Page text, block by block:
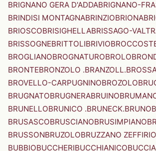
BRIGNANO GERA D'ADDABRIGNANO-
BRINDISI MONTAGNABRINZIOBRIONA
BRIOSCOBRISIGHELLABRISSAGO-
BRISSOGNEBRITTOLIBRIVIO
BROGLIANOBROGNATUROBROLO
BRONTEBRONZOLO .BRANZOLL.
BROVELLO-CARPUGNINOBROZOLO
BRUGNATOBRUGNERABRUINO
BRUNELLOBRUNICO .BRUNECK.BRUNO
BRUSASCOBRUSCIANOBRUSIMPIANO
BRUSSONBRUZOLOBRUZZANO ZEFFIRIO
BUBBIOBUCCHERIBUCCHIANICO